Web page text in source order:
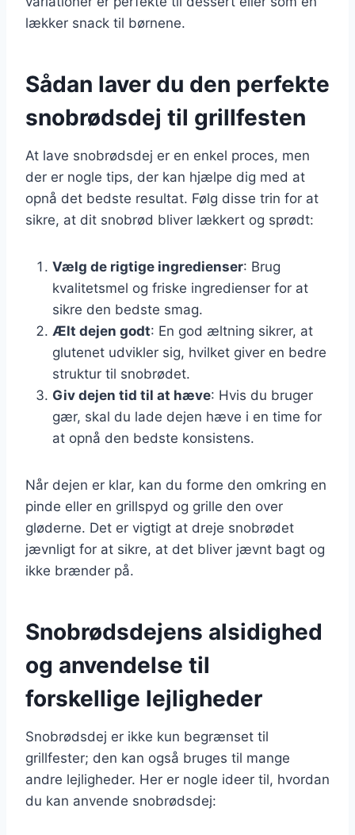
lækker snack til børnene.
Sådan laver du den perfekte
snobrødsdej til grillfesten
At lave snobrødsdej er en enkel proces, men
der er nogle tips, der kan hjælpe dig med at
opnå det bedste resultat. Følg disse trin for at
sikre, at dit snobrød bliver lækkert og sprødt:
Vælg de rigtige ingredienser: Brug
kvalitetsmel og friske ingredienser for at
sikre den bedste smag.
Ælt dejen godt: En god æltning sikrer, at
glutenet udvikler sig, hvilket giver en bedre
struktur til snobrødet.
Giv dejen tid til at hæve: Hvis du bruger
gær, skal du lade dejen hæve i en time for
at opnå den bedste konsistens.
Når dejen er klar, kan du forme den omkring en
pinde eller en grillspyd og grille den over
gløderne. Det er vigtigt at dreje snobrødet
jævnligt for at sikre, at det bliver jævnt bagt og
ikke brænder på.
Snobrødsdejens alsidighed
og anvendelse til
forskellige lejligheder
Snobrødsdej er ikke kun begrænset til
grillfester; den kan også bruges til mange
andre lejligheder. Her er nogle ideer til, hvordan
du kan anvende snobrødsdej: